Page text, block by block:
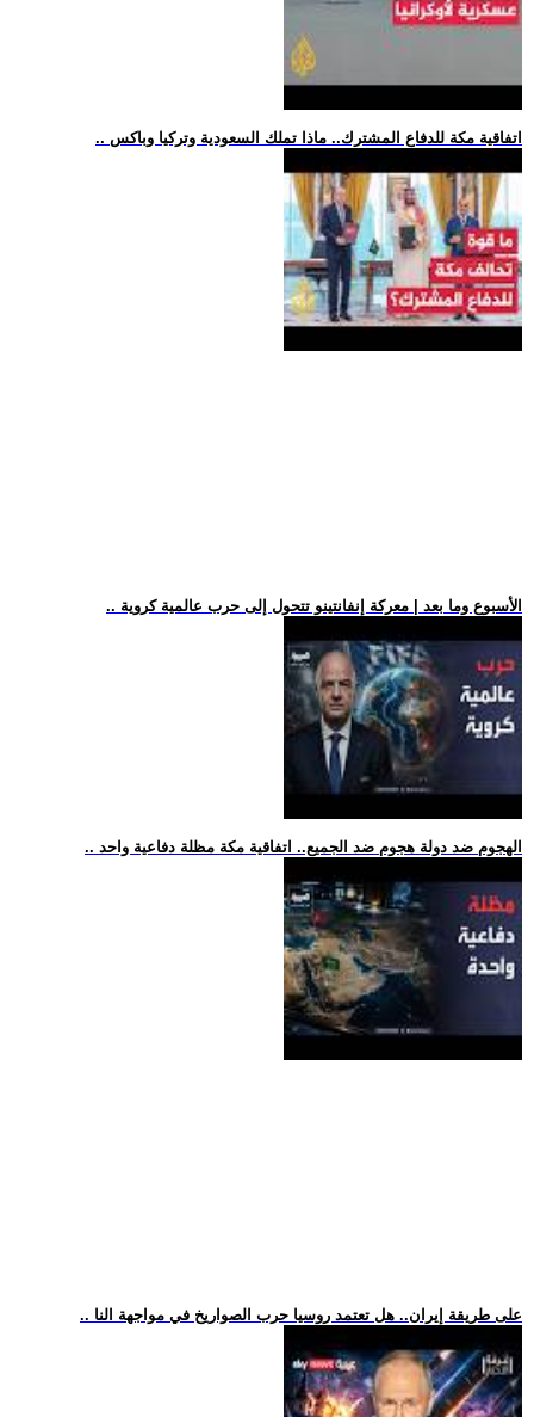
.. اتفاقية مكة للدفاع المشترك.. ماذا تملك السعودية وتركيا وباكس
.. الأسبوع وما بعد | معركة إنفانتينو تتحول إلى حرب عالمية كروية
.. الهجوم ضد دولة هجوم ضد الجميع.. اتفاقية مكة مظلة دفاعية واحد
.. على طريقة إيران.. هل تعتمد روسيا حرب الصواريخ في مواجهة النا